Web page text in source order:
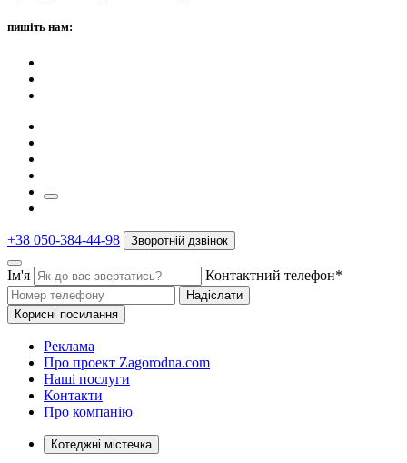
пишіть нам:
+38 050-384-44-98 Зворотній дзвінок
Ім'я Контактний телефон*
Надіслати
Корисні посилання
Реклама
Про проект Zagorodna.com
Наші послуги
Контакти
Про компанію
Котеджні містечка